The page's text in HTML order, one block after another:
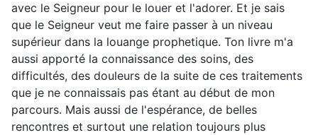
avec le Seigneur pour le louer et l'adorer. Et je sais
que le Seigneur veut me faire passer à un niveau
supérieur dans la louange prophetique. Ton livre m'a
aussi apporté la connaissance des soins, des
difficultés, des douleurs de la suite de ces traitements
que je ne connaissais pas étant au début de mon
parcours. Mais aussi de l'espérance, de belles
rencontres et surtout une relation toujours plus